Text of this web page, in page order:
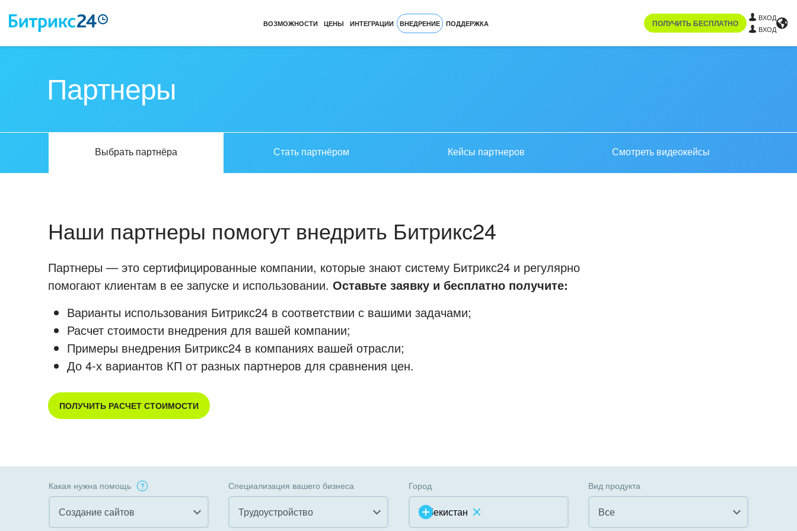
ВОЗМОЖНОСТИ ЦЕНЫ ИНТЕГРАЦИИ ВНЕДРЕНИЕ ПОДДЕРЖКА ПОЛУЧИТЬ БЕСПЛАТНО
ВХОД
ВХОД
Партнеры
Выбрать партнёра Стать партнёром Кейсы партнеров Смотреть видеокейсы
Наши партнеры помогут внедрить Битрикс24
Партнеры — это сертифицированные компании, которые знают систему Битрикс24 и регулярно
помогают клиентам в ее запуске и использовании. Оставьте заявку и бесплатно получите:
Варианты использования Битрикс24 в соответствии с вашими задачами;
Расчет стоимости внедрения для вашей компании;
Примеры внедрения Битрикс24 в компаниях вашей отрасли;
До 4-х вариантов КП от разных партнеров для сравнения цен.
ПОЛУЧИТЬ РАСЧЕТ СТОИМОСТИ
Какая нужна помощь
Создание сайтов
Специализация вашего бизнеса
Трудоустройство
Город
Узбекистан
Вид продукта
Все